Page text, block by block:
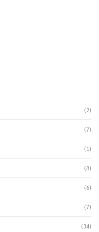
(2)
(7)
(1)
(8)
(6)
(7)
(34)